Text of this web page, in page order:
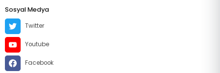
Sosyal Medya
Twitter
Youtube
Facebook